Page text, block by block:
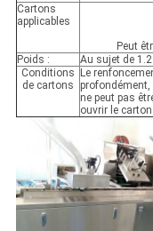
Cartons
applicables
Peut
Poids :
Au sujet de
Conditions
de cartons
Le
profondément,
ne peut pas
ouvrir le carton.